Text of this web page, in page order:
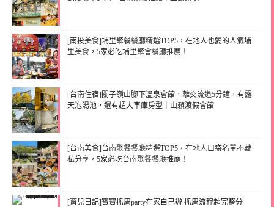
[南投美食]埔里聚餐餐廳精選TOP5，在地人也愛的人氣埔
里美食，5家必吃埔里聚會餐廳推薦！
[台南住宿]關子嶺山腳下溫泉會館，離交流道5分鐘，有露
天泡湯池，還有超大車庫房型｜山籟渡假會館
[台南美食]台南聚餐餐廳精選TOP5，在地人口袋名單不藏
私分享，5家必吃台南聚餐餐廳推薦！
[育兒日記]寶寶抓周party在家自己辦 抓周流程超完整分